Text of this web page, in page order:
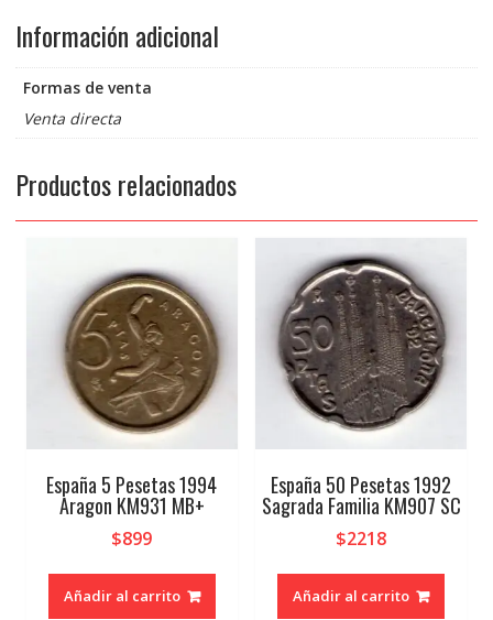
Información adicional
Formas de venta
Venta directa
Productos relacionados
España 5 Pesetas 1994
Aragon KM931 MB+
$899
Añadir al carrito
España 50 Pesetas 1992
Sagrada Familia KM907 SC
$2218
Añadir al carrito